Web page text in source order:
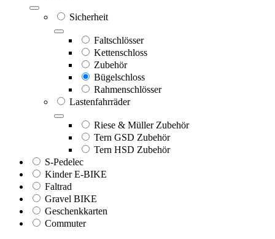
Sicherheit
Faltschlösser
Kettenschloss
Zubehör
Bügelschloss
Rahmenschlösser
Lastenfahrräder
Riese & Müller Zubehör
Tern GSD Zubehör
Tern HSD Zubehör
S-Pedelec
Kinder E-BIKE
Faltrad
Gravel BIKE
Geschenkkarten
Commuter